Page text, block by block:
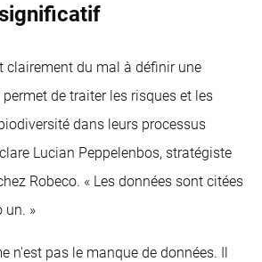
clairement du mal à définir une
de traiter les risques et les
dans leurs processus
Lucian Peppelenbos, stratégiste
Robeco. « Les données sont citées
un. »
n'est pas le manque de données. Il